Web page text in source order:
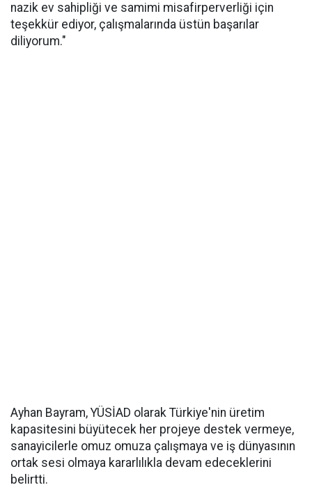
nazik ev sahipliği ve samimi misafirperverliği için
teşekkür ediyor, çalışmalarında üstün başarılar
diliyorum."
Ayhan Bayram, YÜSİAD olarak Türkiye'nin üretim
kapasitesini büyütecek her projeye destek vermeye,
sanayicilerle omuz omuza çalışmaya ve iş dünyasının
ortak sesi olmaya kararlılıkla devam edeceklerini
belirtti.